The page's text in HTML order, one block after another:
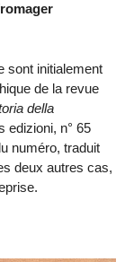
sont initialement
de la revue
della
edizioni, n° 65
numéro, traduit
deux autres cas,